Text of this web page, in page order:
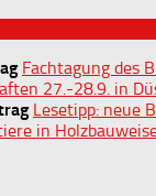
Fachtagung des
27.-28.9. in
Lesetipp: neue
in